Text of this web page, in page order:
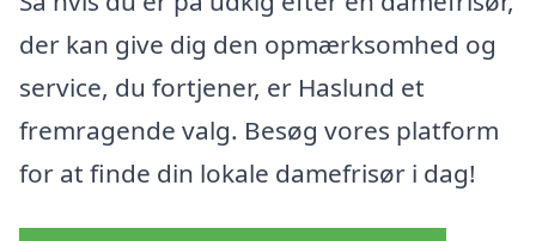
der kan give dig den opmærksomhed og
service, du fortjener, er Haslund et
fremragende valg. Besøg vores platform
for at finde din lokale damefrisør i dag!